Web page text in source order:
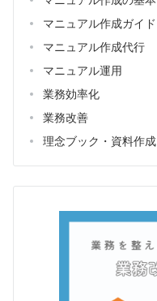
マニュアル作成ガイド
マニュアル作成代行
マニュアル運用
業務効率化
業務改善
理念ブック・資料作成